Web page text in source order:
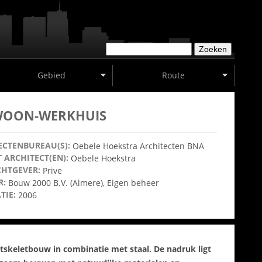
Z
K
E
D
o
Gebied Route
WERKHUIS
Oebele Hoekstra Architecten BNA
ARCHITECT(EN): Oebele Hoekstra
Prive
Bouw 2000 B.V. (Almere), Eigen beheer
2006
in combinatie met staal. De nadruk ligt